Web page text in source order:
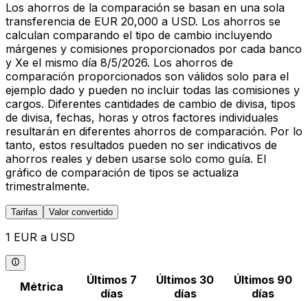
Los ahorros de la comparación se basan en una sola
transferencia de EUR 20,000 a USD. Los ahorros se
calculan comparando el tipo de cambio incluyendo
márgenes y comisiones proporcionados por cada banco
y Xe el mismo día 8/5/2026. Los ahorros de
comparación proporcionados son válidos solo para el
ejemplo dado y pueden no incluir todas las comisiones y
cargos. Diferentes cantidades de cambio de divisa, tipos
de divisa, fechas, horas y otros factores individuales
resultarán en diferentes ahorros de comparación. Por lo
tanto, estos resultados pueden no ser indicativos de
ahorros reales y deben usarse solo como guía. El
gráfico de comparación de tipos se actualiza
trimestralmente.
Tarifas Valor convertido
1 EUR a USD
Métrica
Últimos 7
días
Últimos 30
días
Últimos 90
días